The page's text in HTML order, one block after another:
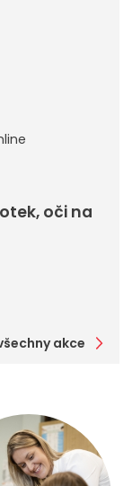
oči na
akce